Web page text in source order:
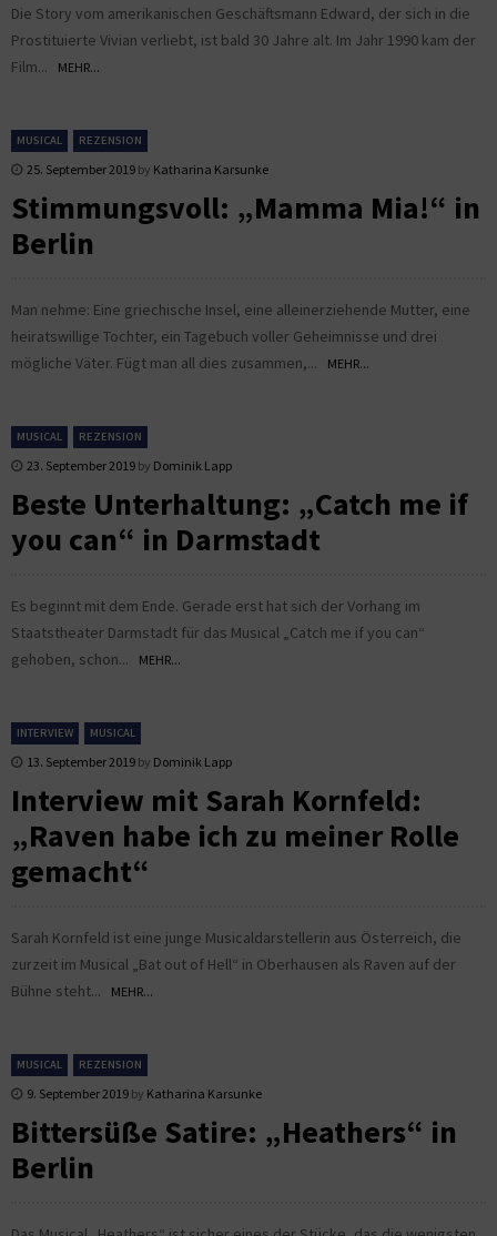
Die Story vom amerikanischen Geschäftsmann Edward, der sich in die
Prostituierte Vivian verliebt, ist bald 30 Jahre alt. Im Jahr 1990 kam der
Film...
MEHR...
MUSICAL REZENSION
25. September 2019 by Katharina Karsunke
Stimmungsvoll: „Mamma Mia!“ in
Berlin
Man nehme: Eine griechische Insel, eine alleinerziehende Mutter, eine
heiratswillige Tochter, ein Tagebuch voller Geheimnisse und drei
mögliche Väter. Fügt man all dies zusammen,...
MEHR...
MUSICAL REZENSION
23. September 2019 by Dominik Lapp
Beste Unterhaltung: „Catch me if
you can“ in Darmstadt
Es beginnt mit dem Ende. Gerade erst hat sich der Vorhang im
Staatstheater Darmstadt für das Musical „Catch me if you can“
gehoben, schon...
MEHR...
INTERVIEW MUSICAL
13. September 2019 by Dominik Lapp
Interview mit Sarah Kornfeld:
„Raven habe ich zu meiner Rolle
gemacht“
Sarah Kornfeld ist eine junge Musicaldarstellerin aus Österreich, die
zurzeit im Musical „Bat out of Hell“ in Oberhausen als Raven auf der
Bühne steht...
MEHR...
MUSICAL REZENSION
9. September 2019 by Katharina Karsunke
Bittersüße Satire: „Heathers“ in
Berlin